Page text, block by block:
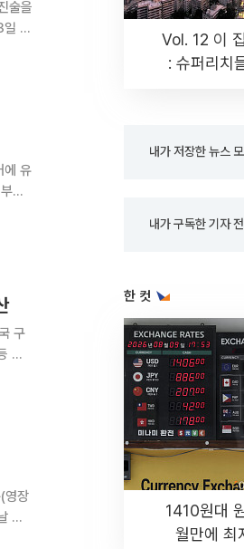
술을
에 유
구
영장
Vol. 12 이
: 슈퍼리치
내가 저장한 뉴스 모
내가 구독한 기자 전
한 컷
1410원대